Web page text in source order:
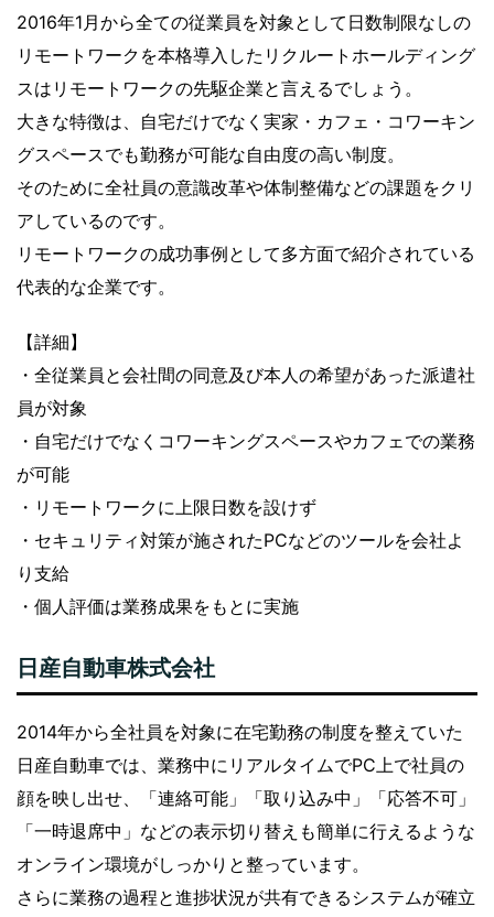
2016年1月から全ての従業員を対象として日数制限なしの
リモートワークを本格導入したリクルートホールディング
スはリモートワークの先駆企業と言えるでしょう。
大きな特徴は、自宅だけでなく実家・カフェ・コワーキン
グスペースでも勤務が可能な自由度の高い制度。
そのために全社員の意識改革や体制整備などの課題をクリ
アしているのです。
リモートワークの成功事例として多方面で紹介されている
代表的な企業です。
【詳細】
・全従業員と会社間の同意及び本人の希望があった派遣社
員が対象
・自宅だけでなくコワーキングスペースやカフェでの業務
が可能
・リモートワークに上限日数を設けず
・セキュリティ対策が施されたPCなどのツールを会社よ
り支給
・個人評価は業務成果をもとに実施
日産自動車株式会社
2014年から全社員を対象に在宅勤務の制度を整えていた
日産自動車では、業務中にリアルタイムでPC上で社員の
顔を映し出せ、「連絡可能」「取り込み中」「応答不可」
「一時退席中」などの表示切り替えも簡単に行えるような
オンライン環境がしっかりと整っています。
さらに業務の過程と進捗状況が共有できるシステムが確立